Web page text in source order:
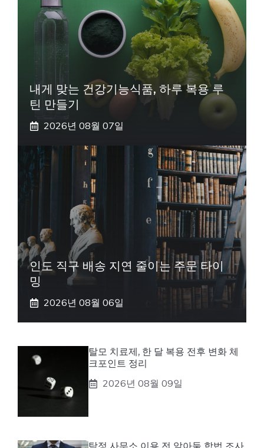
내게 맞는 건강기능식품, 하루 복용 루
틴 만들기
2026년 08월 07일
인도 직구 배송 지연 줄이는 주문 타이
밍
2026년 08월 06일
탈모 치료제, 한 달 복용 전후 변화 체
크포인트 정리
2026년 08월 09일